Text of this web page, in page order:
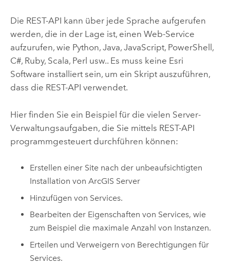
Die REST-API kann über jede Sprache aufgerufen
werden, die in der Lage ist, einen Web-Service
aufzurufen, wie Python, Java, JavaScript, PowerShell,
C#, Ruby, Scala, Perl usw.. Es muss keine Esri
Software installiert sein, um ein Skript auszuführen,
dass die REST-API verwendet.
Hier finden Sie ein Beispiel für die vielen Server-
Verwaltungsaufgaben, die Sie mittels REST-API
programmgesteuert durchführen können:
Erstellen einer Site nach der unbeaufsichtigten
Installation vonArcGIS Server
Hinzufügen von Services.
Bearbeiten der Eigenschaften von Services, wie
zum Beispiel die maximale Anzahl von Instanzen.
Erteilen und Verweigern von Berechtigungen für
Services.